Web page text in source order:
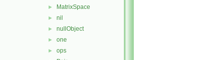
► MatrixSpace
► nil
► nullObject
► one
► ops